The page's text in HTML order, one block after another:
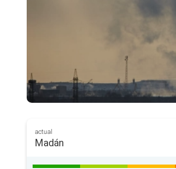
actual
Madán